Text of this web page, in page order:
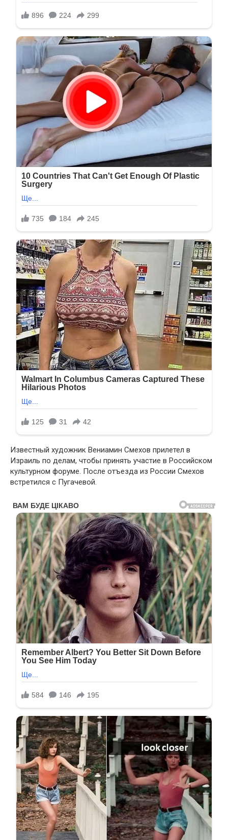
Известный художник Вениамин Смехов прилетел в
Израиль по делам, чтобы принять участие в Российском
культурном форуме. После отъезда из России Смехов
встретился с Пугачевой.